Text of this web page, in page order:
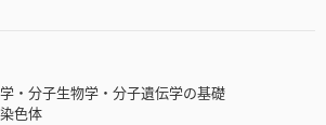
・分子生物学・分子遺伝学の基礎
色体